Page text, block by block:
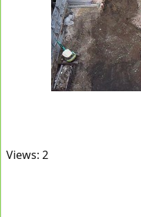
Views: 2